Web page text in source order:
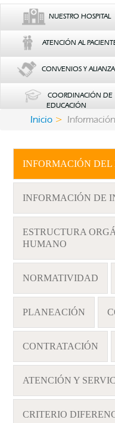
NUESTRO HOSPITAL
ATENCIÓN AL
CONVENIOS Y
COORDINACIÓN DE
EDUCACIÓN
Inicio
INFORMACIÓN DEL
INFORMACIÓN DE
ESTRUCTURA
HUMANO
NORMATIVIDAD
PLANEACIÓN
CONTRATACIÓN
ATENCIÓN Y
CRITERIO